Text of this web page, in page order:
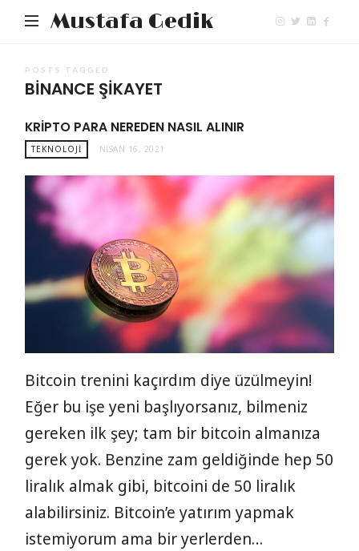
Mustafa Gedik
POSTS TAGGED
BINANCE ŞIKAYET
KRIPTO PARA NEREDEN NASIL ALINIR
TEKNOLOJI NISAN 16, 2021
Bitcoin trenini kaçırdım diye üzülmeyin!
Eğer bu işe yeni başlıyorsanız, bilmeniz
gereken ilk şey; tam bir bitcoin almanıza
gerek yok. Benzine zam geldiğinde hep 50
liralık almak gibi, bitcoini de 50 liralık
alabilirsiniz. Bitcoin’e yatırım yapmak
istemiyorum ama bir yerlerden…